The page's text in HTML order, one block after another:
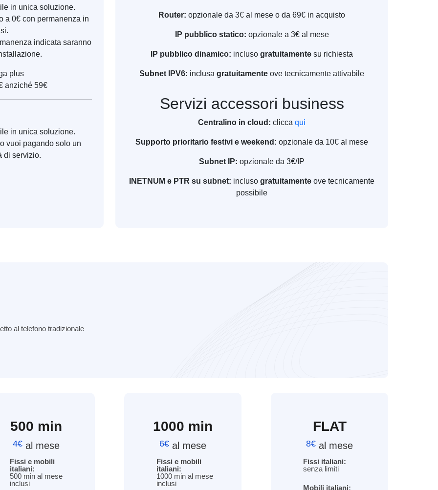
in unica soluzione.
a 0€ con permanenza in
indicata saranno
plus
anziché 59€
in unica soluzione.
vuoi pagando solo un
di servizio.
Router: opzionale da 3€ al mese o da 69€ in acquisto
IP pubblico statico: opzionale a 3€ al mese
IP pubblico dinamico: incluso gratuitamente su richiesta
Subnet IPV6: inclusa gratuitamente ove tecnicamente attivabile
Servizi accessori business
Centralino in cloud: clicca qui
Supporto prioritario festivi e weekend: opzionale da 10€ al mese
Subnet IP: opzionale da 3€/IP
INETNUM e PTR su subnet: incluso gratuitamente ove tecnicamente
possibile
al telefono tradizionale
500 min
4€ al mese
Fissi e mobili
italiani:
500 min al mese
inclusi
1000 min
6€ al mese
Fissi e mobili
italiani:
1000 min al mese
inclusi
FLAT
8€ al mese
Fissi italiani:
senza limiti
Mobili italiani: